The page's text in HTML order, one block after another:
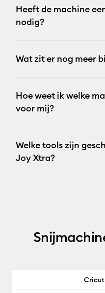
Heeft de machine
nodig?
Wat zit er nog meer
Hoe weet ik welke
voor mij?
Welke tools zijn
Joy Xtra?
Cricut